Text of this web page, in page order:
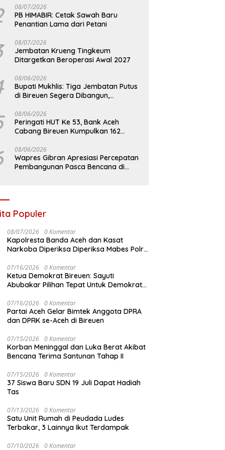
08/07/2026
PB HIMABIR: Cetak Sawah Baru
Penantian Lama dari Petani
08/07/2026
Jembatan Krueng Tingkeum
Ditargetkan Beroperasi Awal 2027
08/06/2026
Bupati Mukhlis: Tiga Jembatan Putus
di Bireuen Segera Dibangun,
08/06/2026
Peringati HUT Ke 53, Bank Aceh
Cabang Bireuen Kumpulkan 162
08/06/2026
Wapres Gibran Apresiasi Percepatan
Pembangunan Pasca Bencana di
Populer
08/07/2026 0 Komentar
Kapolresta Banda Aceh dan Kasat
Narkoba Diperiksa Diperiksa Mabes Polri,
07/16/2026 0 Komentar
Ketua Demokrat Bireuen: Sayuti
Abubakar Pilihan Tepat Untuk Demokrat
07/16/2026 0 Komentar
Partai Aceh Gelar Bimtek Anggota DPRA
dan DPRK se-Aceh di Bireuen
07/15/2026 0 Komentar
Korban Meninggal dan Luka Berat Akibat
Bencana Terima Santunan Tahap II
07/15/2026 0 Komentar
37 Siswa Baru SDN 19 Juli Dapat Hadiah
Tas
07/13/2026 0 Komentar
Satu Unit Rumah di Peudada Ludes
Terbakar, 3 Lainnya Ikut Terdampak
07/10/2026 0 Komentar